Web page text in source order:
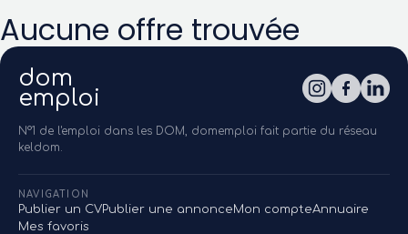
Aucune offre trouvée
dom
emploi
N°1 de l'emploi dans les DOM, domemploi fait partie du réseau
keldom.
NAVIGATION
Publier un CVPublier une annonceMon compteAnnuaire
Mes favoris